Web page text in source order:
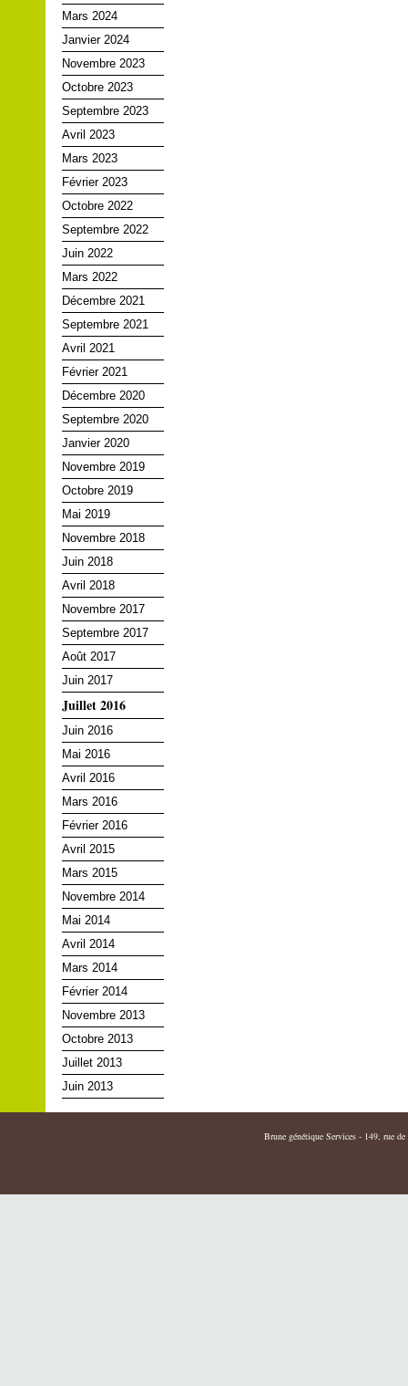
Mars 2024
Janvier 2024
Novembre 2023
Octobre 2023
Septembre 2023
Avril 2023
Mars 2023
Février 2023
Octobre 2022
Septembre 2022
Juin 2022
Mars 2022
Décembre 2021
Septembre 2021
Avril 2021
Février 2021
Décembre 2020
Septembre 2020
Janvier 2020
Novembre 2019
Octobre 2019
Mai 2019
Novembre 2018
Juin 2018
Avril 2018
Novembre 2017
Septembre 2017
Août 2017
Juin 2017
Juillet 2016
Juin 2016
Mai 2016
Avril 2016
Mars 2016
Février 2016
Avril 2015
Mars 2015
Novembre 2014
Mai 2014
Avril 2014
Mars 2014
Février 2014
Novembre 2013
Octobre 2013
Juillet 2013
Juin 2013
Brune génétique Services - 149, rue